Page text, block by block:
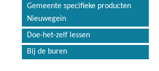
Gemeente specifieke producten
Nieuwegein
Doe-het-zelf lessen
Bij de buren